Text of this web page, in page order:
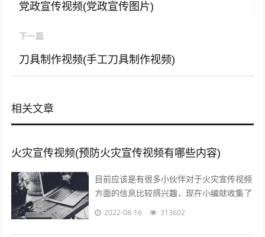
党政宣传视频(党政宣传图片)
下一篇
刀具制作视频(手工刀具制作视频)
相关文章
火灾宣传视频(预防火灾宣传视频有哪些内容)
目前应该是有很多小伙伴对于火灾宣传视频
方面的信息比较感兴趣，现在小编就收集了
一些与预防火灾宣传视频有哪些内容相关的
2022-08-16 313602